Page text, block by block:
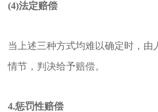
(4)法定赔偿
当上述三种方式均难以确定时，由
情节，判决给予赔偿。
4.惩罚性赔偿